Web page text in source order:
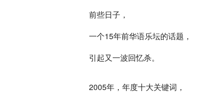
前些日子，
一个15年前华语乐坛的话题，
引起又一波回忆杀。
2005年，年度十大关键词，